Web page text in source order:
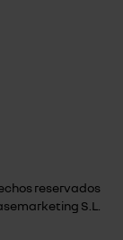
reservados
S.L.